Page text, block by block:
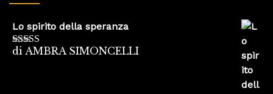
Lo spirito della speranza
Valutato5su
di AMBRA SIMONCELLI